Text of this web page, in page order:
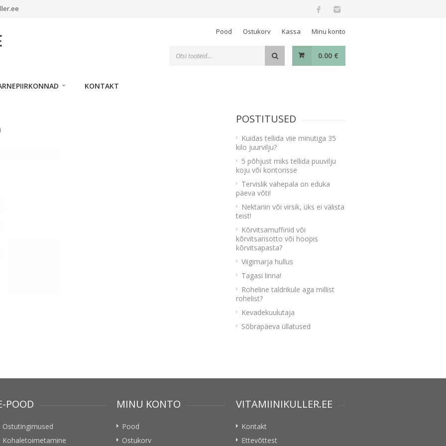
Pood Ostukorv Kassa Minu konto
0.00 €
KONTAKT
POSTITUSED
Kuidas tellida viie minutiga 35
kilo juurvilju?
5 põhjust miks tellida puuvilju
koju või kontorisse
Tervislik vahepala on eduka
päeva võti!
Nektariin või virsik, üks ei välista
teist!
Kõrvitsamuffinid või
kõrvitsarisotto või hoopis
kõrvitsapasta?
Viigimarja hullus
Tagasi linna!
Roheline taldrikule aga millist
rohelist?
Kevadekuulutaja
Sõbrapäeva üllatused
POOD
Ostutingimused
Kohaletoimetamine
MINU KONTO
Pood
Ostukorv
VITAMIINIKULLER.EE
Kontakt
Ettevõttest